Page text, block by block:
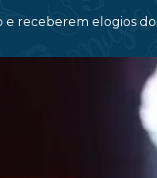
receberem elogios